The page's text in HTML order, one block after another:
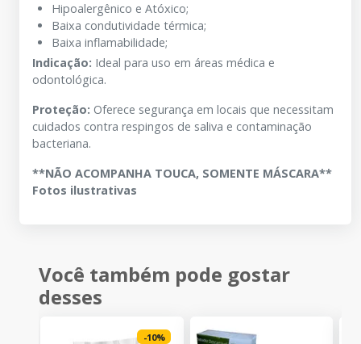
Hipoalergênico e Atóxico;
Baixa condutividade térmica;
Baixa inflamabilidade;
Indicação: Ideal para uso em áreas médica e
odontológica.
Proteção: Oferece segurança em locais que necessitam
cuidados contra respingos de saliva e contaminação
bacteriana.
**NÃO ACOMPANHA TOUCA, SOMENTE MÁSCARA**
Fotos ilustrativas
Você também pode gostar
desses
-10%